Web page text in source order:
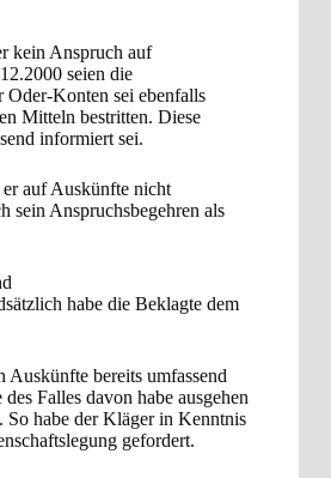
kein Anspruch auf
seien die
Oder-Konten sei ebenfalls
Mitteln bestritten. Diese
informiert sei.
er auf Auskünfte nicht
sein Anspruchsbegehren als
habe die Beklagte dem
bereits umfassend
Falles davon habe ausgehen
So habe der Kläger in Kenntnis
gefordert.